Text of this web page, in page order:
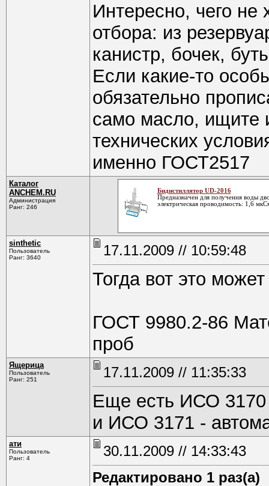
Интересно, чего
отбора: из
канистр, бочек,
Если какие-то
обязательно
само масло, ищите
технических
именно ГОСТ2517
Каталог
ANCHEM.RU
Администрация
Ранг: 246
Бидистиллятор UD-2016
Предназначен для получения воды
электрическая проводимость: 1,6
sinthetic
Пользователь
Ранг: 3640
17.11.2009 // 10:59:48
Тогда вот это
ГОСТ 9980.2-86
проб
Ящерица
Пользователь
Ранг: 251
17.11.2009 // 11:35:33
Еще есть ИСО 3170
и ИСО 3171 -
ати
Пользователь
Ранг: 4
30.11.2009 // 14:33:43
Редактировано 1 раз(а)